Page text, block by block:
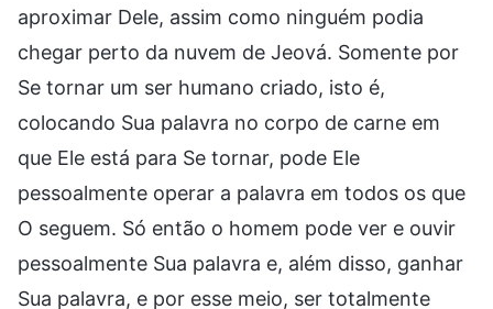
aproximar Dele, assim como ninguém podia
chegar perto da nuvem de Jeová. Somente por
Se tornar um ser humano criado, isto é,
colocando Sua palavra no corpo de carne em
que Ele está para Se tornar, pode Ele
pessoalmente operar a palavra em todos os que
O seguem. Só então o homem pode ver e ouvir
pessoalmente Sua palavra e, além disso, ganhar
Sua palavra, e por esse meio, ser totalmente